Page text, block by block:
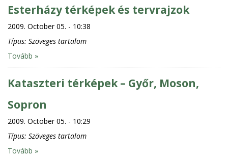
Esterházy térképek és tervrajzok
2009. October 05. - 10:38
Típus: Szöveges tartalom
Tovább »
Kataszteri térképek – Győr, Moson,
Sopron
2009. October 05. - 10:29
Típus: Szöveges tartalom
Tovább »